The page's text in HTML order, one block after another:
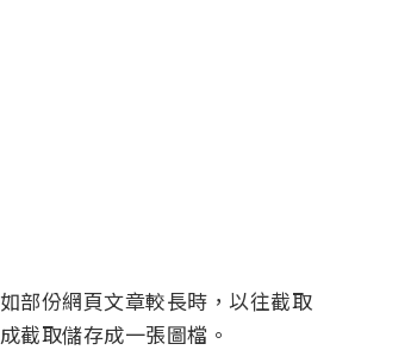
部份網頁文章較長時，以往截取
截取儲存成一張圖檔。